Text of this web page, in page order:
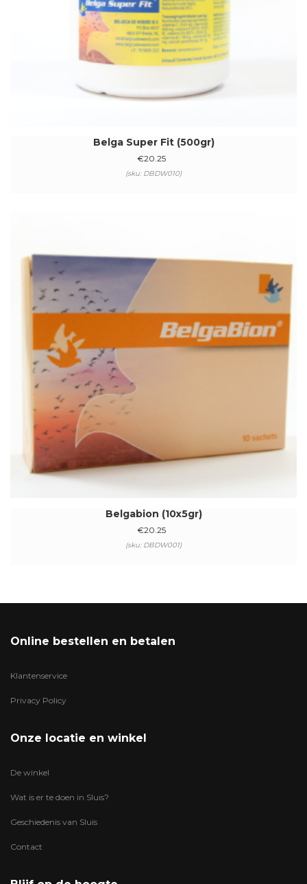
Belga Super Fit (500gr)
€20.25
(sku: DBDW010)
Belgabion (10x5gr)
€20.25
(sku: DBDW001)
Online bestellen en betalen
Klantenservice
Privacy Policy
Onze locatie en winkel
De winkel
Wat is er te doen in Sluis?
Geschiedenis van Sluis
Contact